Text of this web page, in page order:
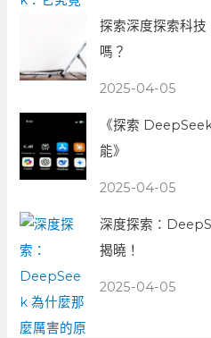
探索深度探索科
嗎？
2025-04-05
《探索
能》
2025-04-05
深度探索：
揭曉！
2025-04-05